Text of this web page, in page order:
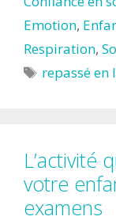
Emotion,
Respiration,
Étiquettes
repassé
L’activité
votre
examens